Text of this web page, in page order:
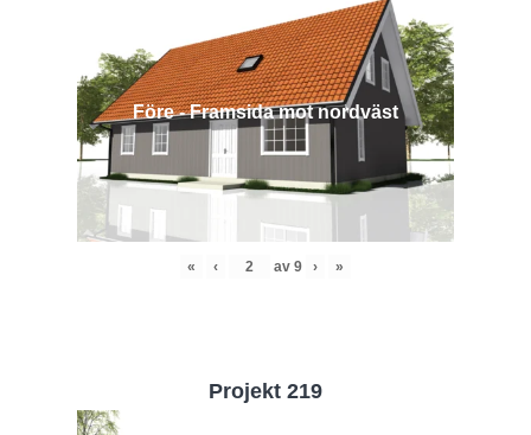
Före - Framsida mot nordväst
« ‹ av 9 › »
Projekt 219